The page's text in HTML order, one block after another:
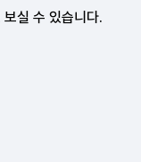
보실 수 있습니다.